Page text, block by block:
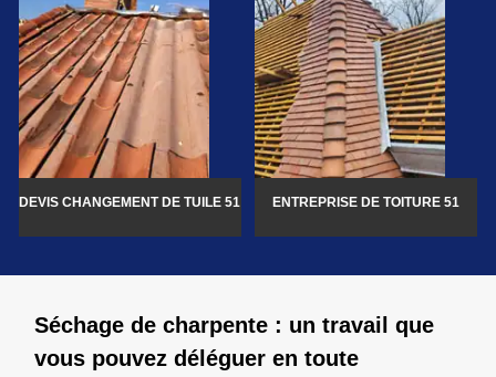
DEVIS CHANGEMENT DE TUILE 51 ENTREPRISE DE TOITURE 51
Séchage de charpente : un travail que
vous pouvez déléguer en toute